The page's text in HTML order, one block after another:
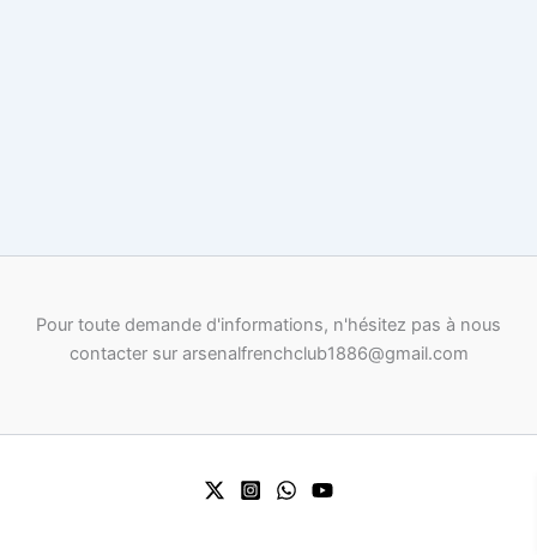
Pour toute demande d'informations, n'hésitez pas à nous
contacter sur arsenalfrenchclub1886@gmail.com